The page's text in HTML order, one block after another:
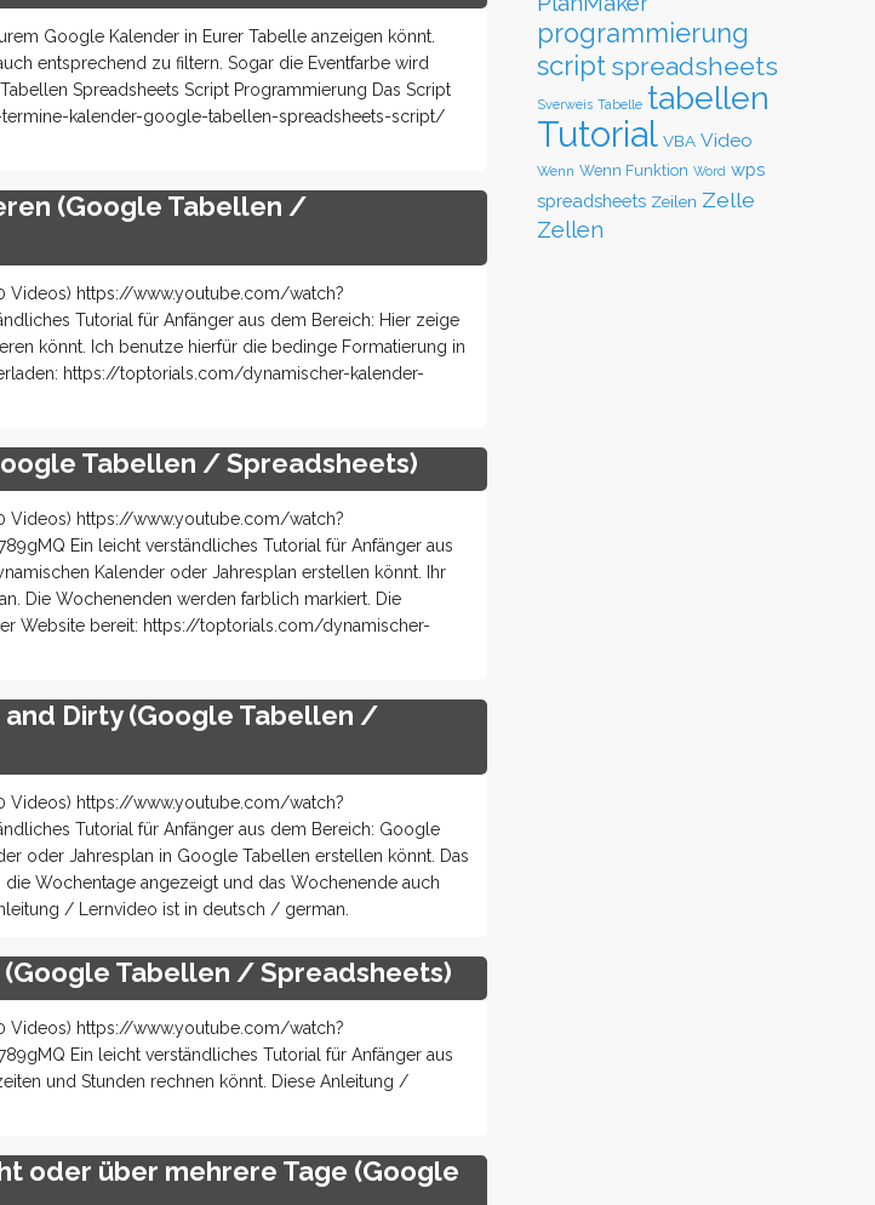
Google Kalender in Eurer Tabelle anzeigen könnt.
entsprechend zu filtern. Sogar die Eventfarbe wird
Spreadsheets Script Programmierung Das Script
kalender-google-tabellen-spreadsheets-script/
(Google Tabellen /
Videos) https://www.youtube.com/watch?
Tutorial für Anfänger aus dem Bereich: Hier zeige
könnt. Ich benutze hierfür die bedinge Formatierung in
https://toptorials.com/dynamischer-kalender-
Tabellen / Spreadsheets)
Videos) https://www.youtube.com/watch?
Ein leicht verständliches Tutorial für Anfänger aus
Kalender oder Jahresplan erstellen könnt. Ihr
Die Wochenenden werden farblich markiert. Die
Website bereit: https://toptorials.com/dynamischer-
Dirty (Google Tabellen /
Videos) https://www.youtube.com/watch?
Tutorial für Anfänger aus dem Bereich: Google
oder Jahresplan in Google Tabellen erstellen könnt. Das
Wochentage angezeigt und das Wochenende auch
/ Lernvideo ist in deutsch / german.
Tabellen / Spreadsheets)
Videos) https://www.youtube.com/watch?
Ein leicht verständliches Tutorial für Anfänger aus
und Stunden rechnen könnt. Diese Anleitung /
oder über mehrere Tage (Google
programmierung
script spreadsheets
Sverweis Tabelle tabellen
Tutorial VBA Video
Wenn Wenn Funktion Word wps
spreadsheets Zeilen Zelle
Zellen